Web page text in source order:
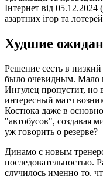
Інтернет від 05.12.2024
азартних ігор та
Худшие
Решение сесть в
было очевидным. Мало
Ингулец пропустит, но
интересный матч
Костюка даже в
"автобусов", создавая
уж говорить о резерве?
Динамо с новым
последовательностью.
случилось именно то,